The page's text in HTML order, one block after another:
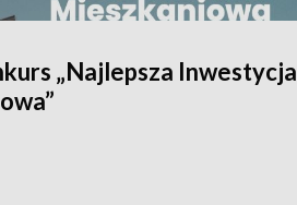
„Najlepsza Inwestycja